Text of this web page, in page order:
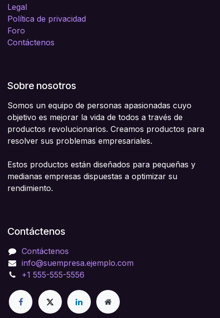
Legal
Política de privacidad
Foro
Contáctenos
Sobre nosotros
Somos un equipo de personas apasionadas cuyo
objetivo es mejorar la vida de todos a través de
productos revolucionarios. Creamos productos para
resolver sus problemas empresariales.
Estos productos están diseñados para pequeñas y
medianas empresas dispuestas a optimizar su
rendimiento.
Contáctenos
Contáctenos
info@suempresa.ejemplo.com
+1 555-555-5556